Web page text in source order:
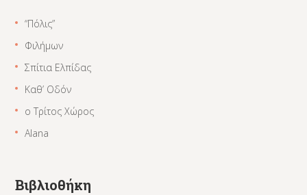
“Πόλις”
Φιλήμων
Σπίτια Ελπίδας
Καθ’ Οδόν
ο Τρίτος Χώρος
Alana
Βιβλιοθήκη